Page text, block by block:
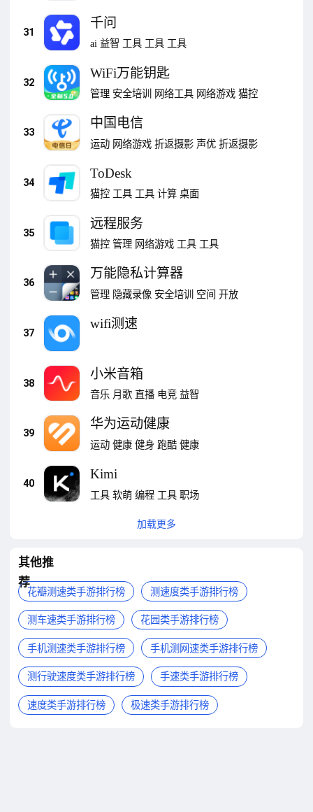
31
千问
ai 益智 工具 工具 工具
32
WiFi万能钥匙
管理 安全培训 网络工具 网络游戏 猫控
33
中国电信
运动 网络游戏 折返摄影 声优 折返摄影
34
ToDesk
猫控 工具 工具 计算 桌面
35
远程服务
猫控 管理 网络游戏 工具 工具
36
万能隐私计算器
管理 隐藏录像 安全培训 空间 开放
37
wifi测速
38
小米音箱
音乐 月歌 直播 电竞 益智
39
华为运动健康
运动 健康 健身 跑酷 健康
40
Kimi
工具 软萌 编程 工具 职场
加载更多
其他推
荐
花瓣测速类手游排行榜 测速度类手游排行榜
测车速类手游排行榜 花园类手游排行榜
手机测速类手游排行榜 手机测网速类手游排行榜
测行驶速度类手游排行榜 手速类手游排行榜
速度类手游排行榜 极速类手游排行榜